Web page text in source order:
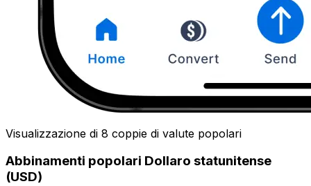
Visualizzazione di 8 coppie di valute popolari
Abbinamenti popolari Dollaro statunitense
(USD)